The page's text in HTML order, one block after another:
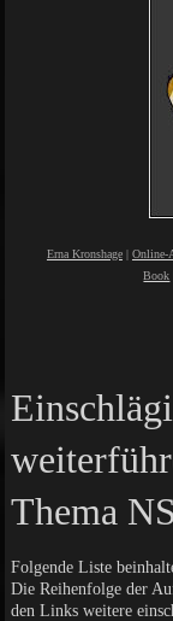
Erna Kronshage| Online-
Book
Thema
Folgende Liste
Die Reihenfolge der
den Links weitere